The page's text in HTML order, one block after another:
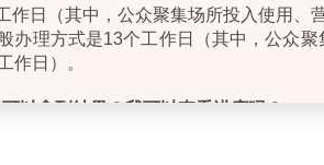
作日（其中，公众聚集场所投入使用、
办理方式是13个工作日（其中，公众
作日）。
以拿到结果？我可以查看进度吗？
上下载；《公众聚集场所投入使用、